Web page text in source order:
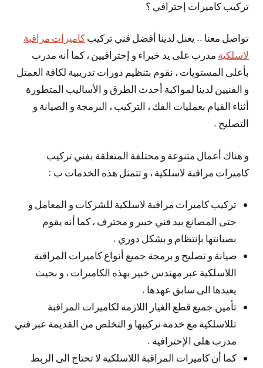
تركيب كاميرات إحترافي ؟
تواصل معنا .. يعنل لدينا أفضل فني تركيب كاميرات مراقبة
لاسلكية مدرب على يد خبراء و إحترافيين ، كما أنه مدرب
بأعلى المستويات ، نقوم بتنظيم دورات تدريبية لكافة العمتل
و الفنيين لدينا لمواكبة أحدث الطرق و الأساليب المتطورة
أثناء القيام بعمليات الفك ، التركيب ، البرمجة و الصيانة و
التصليح .
و هناك أعمال متنوعة و محتلفة المتعلقة بفني تركيب
كاميرات مراقبة لاسلكية ، و تتمثل هذه الخدمات ب :
تركيب كاميرات مراقبة لاسلكية للشركات و المعامل و
حتى المصانع بيد فني خبير و محترف ، كما أنه يقوم
بصيانتها بإنتظام و بشكل دوري .
صيانة و تصليح و برمجة جميع أنواع كاميرات المراقبة
اللاسلكية عبر مهندس خبير بهذه الكاميرات ، و بحيث
يعيدها الى سابق عهدها .
تأمين جميع قطع الغيار اللازمة لكاميرات المراقبة
تللاسلكية مع خدمة نركيبها و التخلص من القديمة عبر فني
مدرب هلى الإحترافية .
كما أن كاميرات المراقبة اللاسلكية لا تحتاج الى الربط